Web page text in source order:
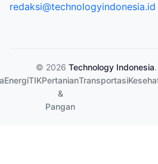
redaksi@technologyindonesia.id
© 2026 Technology Indonesia
EnergiTIKPertanian
&
Pangan
Transportasi